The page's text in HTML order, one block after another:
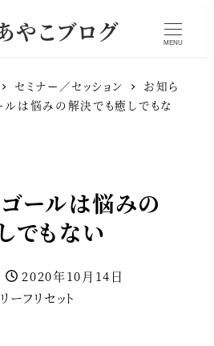
やこブログ MENU
セミナー／セッション
お知ら
は悩みの解決でも癒しでもな
ールは悩みの
でもない
投稿日
2020年10月14日
ー
ーフリセット